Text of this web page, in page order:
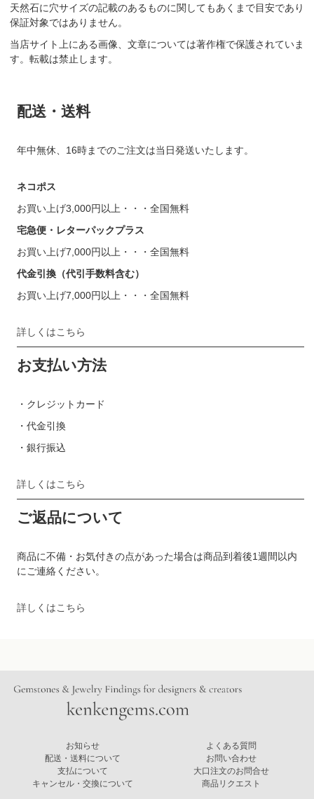
天然石に穴サイズの記載のあるものに関してもあくまで目安であり
保証対象ではありません。
当店サイト上にある画像、文章については著作権で保護されていま
す。転載は禁止します。
配送・送料
年中無休、16時までのご注文は当日発送いたします。
ネコポス
お買い上げ3,000円以上・・・全国無料
宅急便・レターパックプラス
お買い上げ7,000円以上・・・全国無料
代金引換（代引手数料含む）
お買い上げ7,000円以上・・・全国無料
詳しくはこちら
お支払い方法
・クレジットカード
・代金引換
・銀行振込
詳しくはこちら
ご返品について
商品に不備・お気付きの点があった場合は商品到着後1週間以内
にご連絡ください。
詳しくはこちら
お知らせ
配送・送料について
支払について
キャンセル・交換について
よくある質問
お問い合わせ
大口注文のお問合せ
商品リクエスト